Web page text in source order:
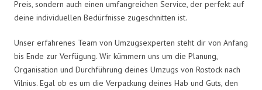
Preis, sondern auch einen umfangreichen Service, der perfekt auf
deine individuellen Bedürfnisse zugeschnitten ist.
Unser erfahrenes Team von Umzugsexperten steht dir von Anfang
bis Ende zur Verfügung. Wir kümmern uns um die Planung,
Organisation und Durchführung deines Umzugs von Rostock nach
Vilnius. Egal ob es um die Verpackung deines Hab und Guts, den